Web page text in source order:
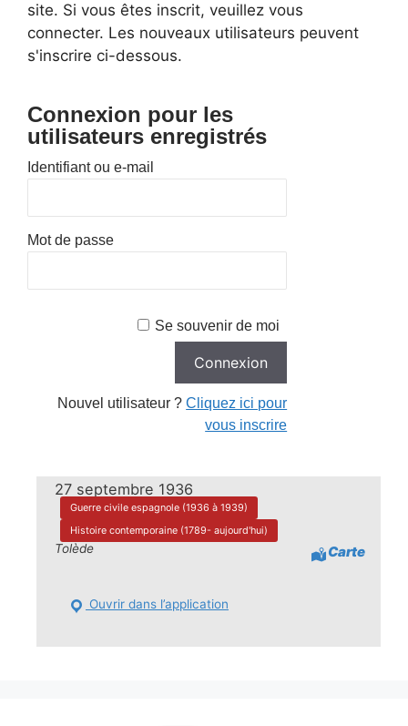
site. Si vous êtes inscrit, veuillez vous
connecter. Les nouveaux utilisateurs peuvent
s'inscrire ci-dessous.
Connexion pour les
utilisateurs enregistrés
Identifiant ou e-mail
Mot de passe
Se souvenir de moi
Nouvel utilisateur ?Cliquez ici pour
vous inscrire
27 septembre 1936
Guerre civile espagnole (1936 à 1939)
Histoire contemporaine (1789- aujourd'hui)
Tolède Carte
Ouvrir dans l’application